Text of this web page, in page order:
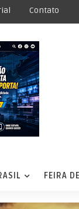
Contato
FEIRA